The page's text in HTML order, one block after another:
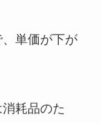
単価が下が
耗品のた